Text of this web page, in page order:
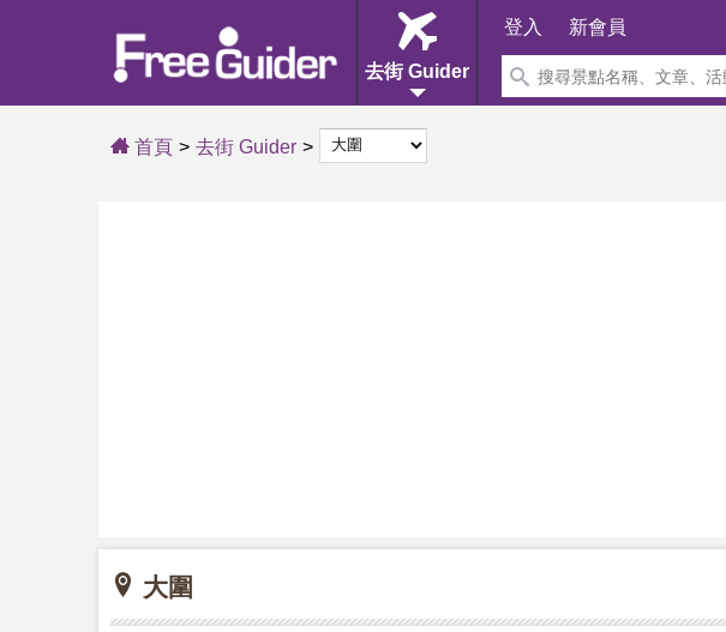
去街 Guider
登入 新會員
首頁 去街 Guider
大圍